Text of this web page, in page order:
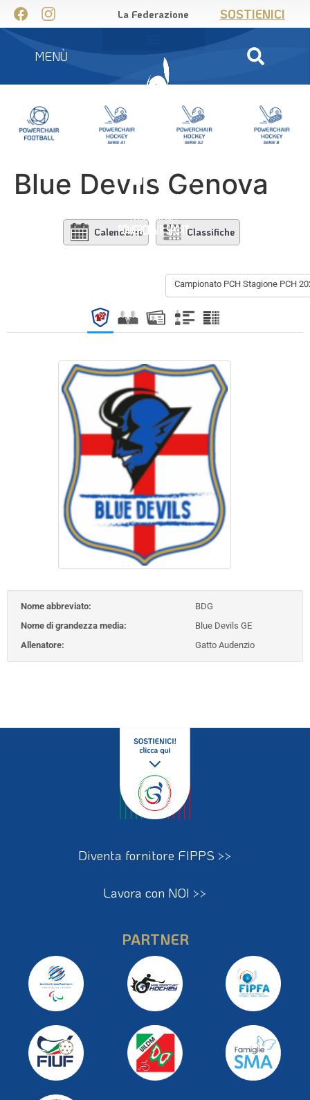
La Federazione SOSTIENICI
MENÙ
Blue Devils Genova
Calendario Classifiche
Campionato PCH Stagione PCH
Nome abbreviato:
BDG
Nome di grandezza media:
Blue Devils GE
Allenatore:
Gatto Audenzio
Diventa fornitore FIPPS >>
Lavora con NOI >>
PARTNER